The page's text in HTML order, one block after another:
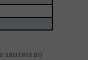
заштита во